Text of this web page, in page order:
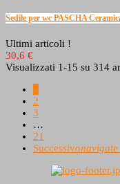
Sedile per wc PASCHA
Ultimi articoli !
30,6 €
Visualizzati 1-15 su 314
2
3
…
21
Successivo